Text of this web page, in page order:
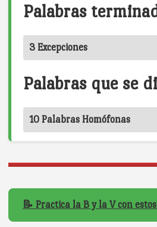
Palabras
3 Excepciones
Palabras que se
10 Palabras Homófonas
📝 Practica la B y la V con